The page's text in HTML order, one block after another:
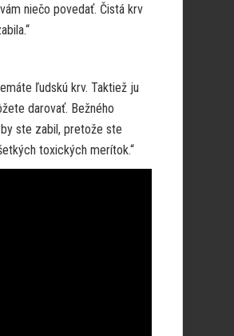
niečo povedať. Čistá krv
ľudskú krv. Taktiež ju
darovať. Bežného
ste zabil, pretože ste
toxických merítok.“